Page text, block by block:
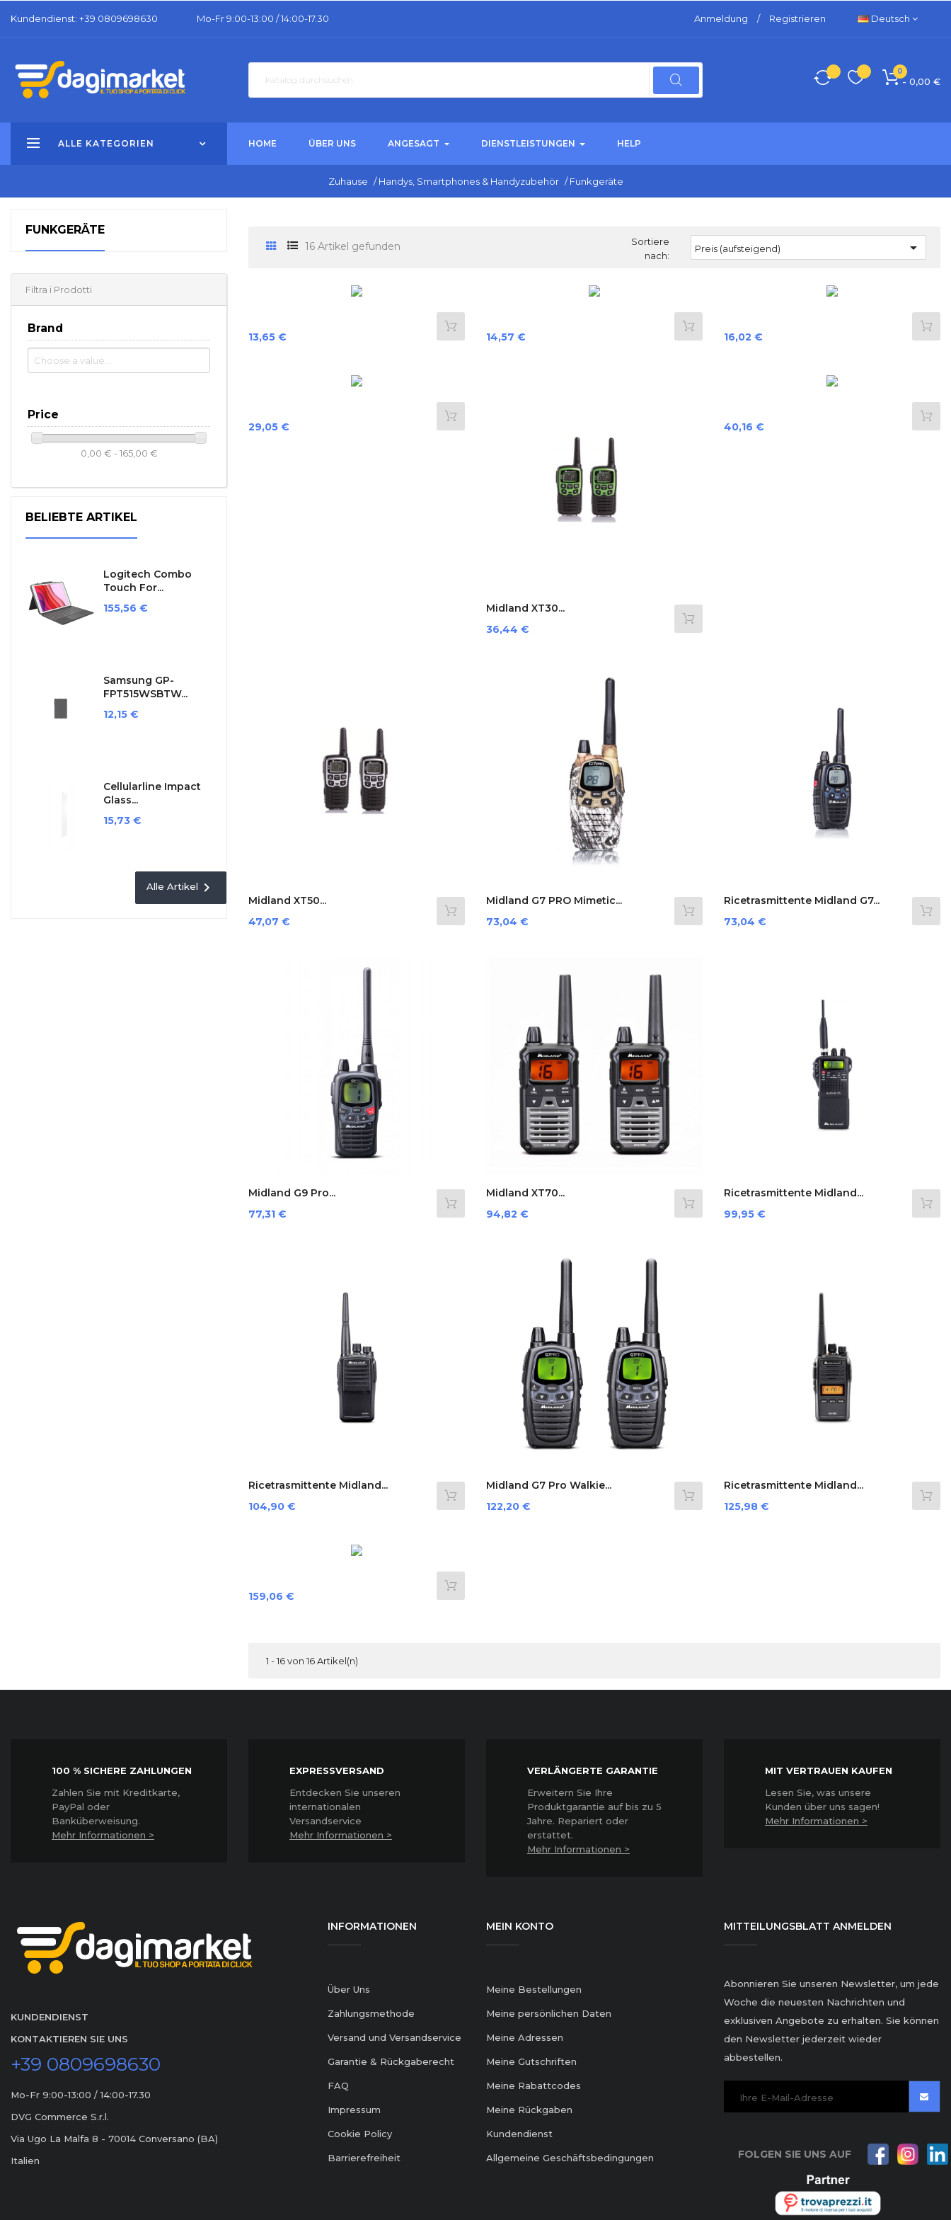
Kundendienst: +39 0809698630 Mo-Fr 9:00-13:00 / 14:00-17.30 Anmeldung / Registrieren Deutsch
0
- 0,00 €
ALLE KATEGORIEN HOME ÜBER UNS ANGESAGT DIENSTLEISTUNGEN HELP
Zuhause / Handys, Smartphones & Handyzubehör / Funkgeräte
FUNKGERÄTE
Filtra i Prodotti
Brand
Price
0,00 € - 165,00 €
BELIEBTE ARTIKEL
Logitech Combo
Touch For...
Preis
155,56 €
Samsung GP-
FPT515WSBTW...
Preis
12,15 €
Cellularline Impact
Glass...
Preis
15,73 €
Alle Artikel 
16 Artikel gefunden
Sortiere
nach:
Preis (aufsteigend) 
Preis
13,65 € Preis
14,57 € Preis
16,02 €
Preis
29,05 €
Midland XT30...
Preis
36,44 €
Preis
40,16 €
Midland XT50...
Preis
47,07 €
Midland G7 PRO Mimetic...
Preis
73,04 €
Ricetrasmittente Midland G7...
Preis
73,04 €
Midland G9 Pro...
Preis
77,31 €
Midland XT70...
Preis
94,82 €
Ricetrasmittente Midland...
Preis
99,95 €
Ricetrasmittente Midland...
Preis
104,90 €
Midland G7 Pro Walkie...
Preis
122,20 €
Ricetrasmittente Midland...
Preis
125,98 €
Preis
159,06 €
1 - 16 von 16 Artikel(n)
100 % SICHERE ZAHLUNGEN
Zahlen Sie mit Kreditkarte,
PayPal oder
Banküberweisung.
Mehr Informationen >
EXPRESSVERSAND
Entdecken Sie unseren
internationalen
Versandservice
Mehr Informationen >
VERLÄNGERTE GARANTIE
Erweitern Sie Ihre
Produktgarantie auf bis zu 5
Jahre. Repariert oder
erstattet.
Mehr Informationen >
MIT VERTRAUEN KAUFEN
Lesen Sie, was unsere
Kunden über uns sagen!
Mehr Informationen >
KUNDENDIENST
KONTAKTIEREN SIE UNS
+39 0809698630
Mo-Fr 9:00-13:00 / 14:00-17.30
DVG Commerce S.r.l.
Via Ugo La Malfa 8 - 70014 Conversano (BA)
Italien
INFORMATIONEN
Über Uns
Zahlungsmethode
Versand und Versandservice
Garantie & Rückgaberecht
FAQ
Impressum
Cookie Policy
Barrierefreiheit
MEIN KONTO
Meine Bestellungen
Meine persönlichen Daten
Meine Adressen
Meine Gutschriften
Meine Rabattcodes
Meine Rückgaben
Kundendienst
Allgemeine Geschäftsbedingungen
MITTEILUNGSBLATT ANMELDEN
Abonnieren Sie unseren Newsletter, um jede
Woche die neuesten Nachrichten und
exklusiven Angebote zu erhalten. Sie können
den Newsletter jederzeit wieder
abbestellen.
FOLGEN SIE UNS AUF